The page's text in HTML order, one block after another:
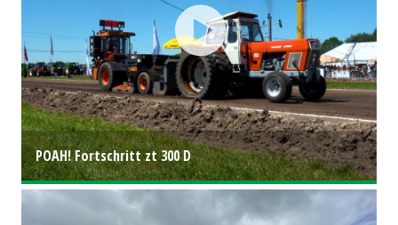
POAH! Fortschritt zt 300 D